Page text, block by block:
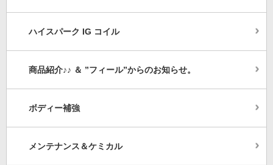
ハイスパーク IG コイル
商品紹介♪♪ ＆ ”フィール”からのお知らせ。
ボディー補強
メンテナンス＆ケミカル